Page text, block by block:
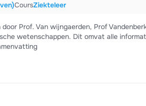
CoursZiekteleer
wetenschappen. Dit omvat alle